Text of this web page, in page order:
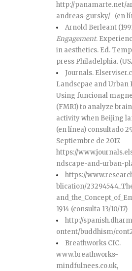
http://panamarte.net/
andreas-gursky/ (en
Arnold Berleant
Engagement.
in aesthetics. Ed.
press Philadelphia.
Journals.
Landscpae and Urban
Using funcional
(FMRI) to analyze
activity when Beijing
(en línea) consultado
Septiembre de 2017.
https://
ndscape-and-urban-
https://
blication/
1914 (consulta 13/10/17)
http://
ontent/buddhism/
Breathworks CIC.
www.breathworks-
mindfulnees.co.uk,